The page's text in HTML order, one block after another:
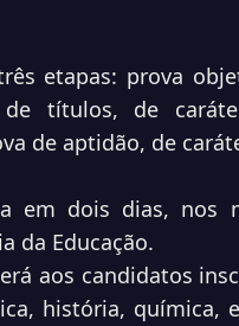
etapas: prova
de títulos, de
de aptidão, de
em dois dias, nos
da Educação.
aos candidatos
história, química,